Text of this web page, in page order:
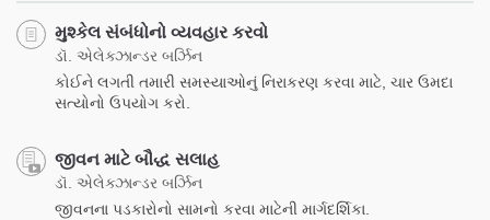
મુશ્કેલ સંબંધોનો વ્યવહાર કરવો
ડૉ. એલેક્ઝાન્ડર બર્ઝિન
કોઈને લગતી તમારી સમસ્યાઓનું નિરાકરણ કરવા માટે, ચાર ઉમદા
સત્યોનો ઉપયોગ કરો.
જીવન માટે બૌદ્ધ સલાહ
ડૉ. એલેક્ઝાન્ડર બર્ઝિન
જીવનના પડકારોનો સામનો કરવા માટેની માર્ગદર્શિકા.